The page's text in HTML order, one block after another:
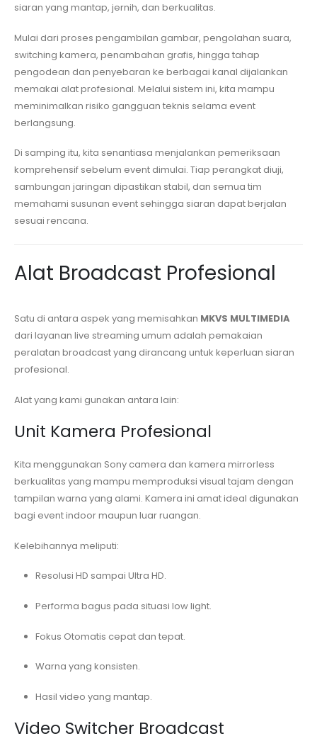
siaran yang mantap, jernih, dan berkualitas.
Mulai dari proses pengambilan gambar, pengolahan suara,
switching kamera, penambahan grafis, hingga tahap
pengodean dan penyebaran ke berbagai kanal dijalankan
memakai alat profesional. Melalui sistem ini, kita mampu
meminimalkan risiko gangguan teknis selama event
berlangsung.
Di samping itu, kita senantiasa menjalankan pemeriksaan
komprehensif sebelum event dimulai. Tiap perangkat diuji,
sambungan jaringan dipastikan stabil, dan semua tim
memahami susunan event sehingga siaran dapat berjalan
sesuai rencana.
Alat Broadcast Profesional
Satu di antara aspek yang memisahkan MKVS MULTIMEDIA
dari layanan live streaming umum adalah pemakaian
peralatan broadcast yang dirancang untuk keperluan siaran
profesional.
Alat yang kami gunakan antara lain:
Unit Kamera Profesional
Kita menggunakan Sony camera dan kamera mirrorless
berkualitas yang mampu memproduksi visual tajam dengan
tampilan warna yang alami. Kamera ini amat ideal digunakan
bagi event indoor maupun luar ruangan.
Kelebihannya meliputi:
Resolusi HD sampai Ultra HD.
Performa bagus pada situasi low light.
Fokus Otomatis cepat dan tepat.
Warna yang konsisten.
Hasil video yang mantap.
Video Switcher Broadcast